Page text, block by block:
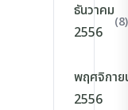
ธันวาคม
2556
(8)
พฤศจิกาย
2556